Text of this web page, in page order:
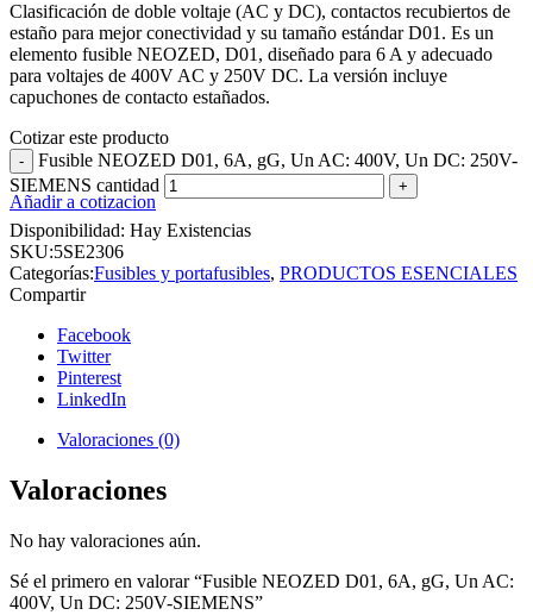
Clasificación de doble voltaje (AC y DC), contactos recubiertos de
estaño para mejor conectividad y su tamaño estándar D01. Es un
elemento fusible NEOZED, D01, diseñado para 6 A y adecuado
para voltajes de 400V AC y 250V DC. La versión incluye
capuchones de contacto estañados.
Cotizar este producto
Fusible NEOZED D01, 6A, gG, Un AC: 400V, Un DC: 250V-
SIEMENS cantidad
Añadir a cotizacion
Disponibilidad: Hay Existencias
SKU:5SE2306
Categorías:Fusibles y portafusibles, PRODUCTOS ESENCIALES
Compartir
Facebook
Twitter
Pinterest
LinkedIn
Valoraciones (0)
Valoraciones
No hay valoraciones aún.
Sé el primero en valorar “Fusible NEOZED D01, 6A, gG, Un AC:
400V, Un DC: 250V-SIEMENS”